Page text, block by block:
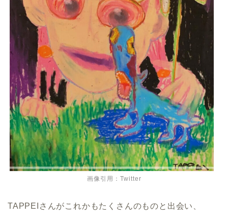
画像引用：Twitter
TAPPEIさんがこれかもたくさんのものと出会い、